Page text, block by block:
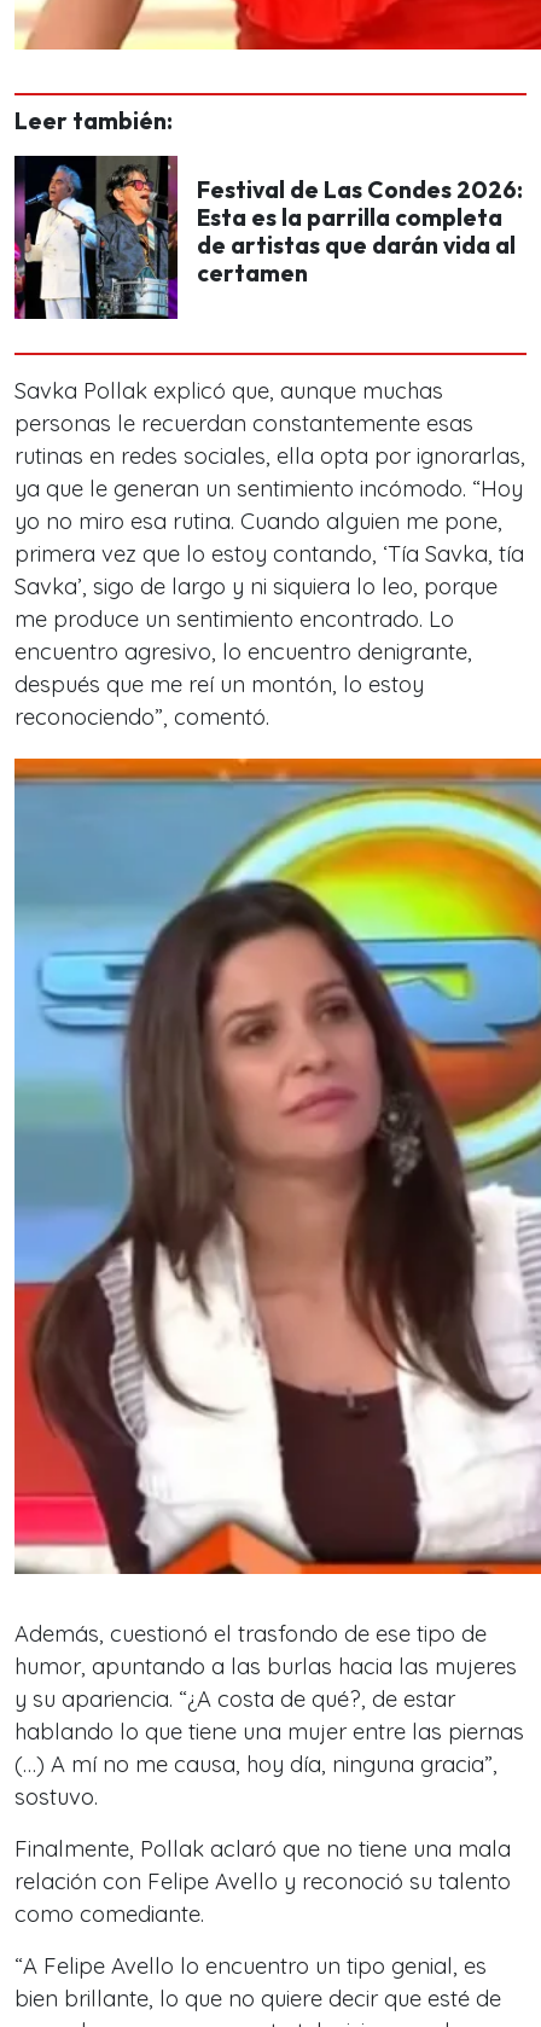
Leer también:
Festival de Las Condes 2026:
Esta es la parrilla completa
de artistas que darán vida al
certamen
Savka Pollak explicó que, aunque muchas
personas le recuerdan constantemente esas
rutinas en redes sociales, ella opta por ignorarlas,
ya que le generan un sentimiento incómodo. “Hoy
yo no miro esa rutina. Cuando alguien me pone,
primera vez que lo estoy contando, ‘Tía Savka, tía
Savka’, sigo de largo y ni siquiera lo leo, porque
me produce un sentimiento encontrado. Lo
encuentro agresivo, lo encuentro denigrante,
después que me reí un montón, lo estoy
reconociendo”, comentó.
Además, cuestionó el trasfondo de ese tipo de
humor, apuntando a las burlas hacia las mujeres
y su apariencia. “¿A costa de qué?, de estar
hablando lo que tiene una mujer entre las piernas
(…) A mí no me causa, hoy día, ninguna gracia”,
sostuvo.
Finalmente, Pollak aclaró que no tiene una mala
relación con Felipe Avello y reconoció su talento
como comediante.
“A Felipe Avello lo encuentro un tipo genial, es
bien brillante, lo que no quiere decir que esté de